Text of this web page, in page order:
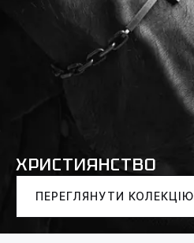
ХРИСТИЯНСТВО
ПЕРЕГЛЯНУТИ КОЛЕКЦІЮ